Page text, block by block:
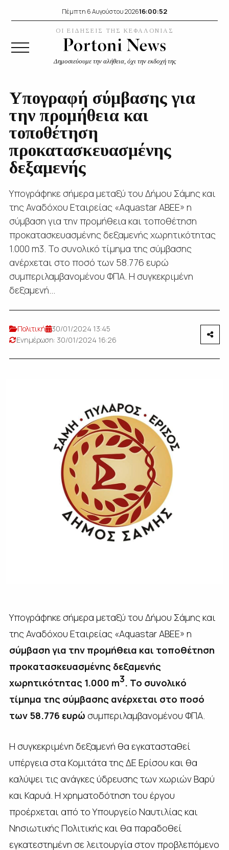
Πέμπτη 6 Αυγούστου 202616:00:52
ΟΙ ΕΙΔΗΣΕΙΣ ΤΗΣ ΚΕΦΑΛΟΝΙΑΣ
Δημοσιεύουμε την αλήθεια, όχι την εκδοχή της
Υπογραφή σύμβασης για
την προμήθεια και
τοποθέτηση
προκατασκευασμένης
δεξαμενής
Υπογράφηκε σήμερα μεταξύ του Δήμου Σάμης και
της Αναδόχου Εταιρείας «Aquastar ABEE» η
σύμβαση για την προμήθεια και τοποθέτηση
προκατασκευασμένης δεξαμενής χωρητικότητας
1.000 m3. Το συνολικό τίμημα της σύμβασης
ανέρχεται στο ποσό των 58.776 ευρώ
συμπεριλαμβανομένου ΦΠΑ. Η συγκεκριμένη
δεξαμενή...
Πολιτική
30/01/2024 13:45
Ενημέρωση: 30/01/2024 16:26
Υπογράφηκε σήμερα μεταξύ του Δήμου Σάμης και
της Αναδόχου Εταιρείας «Aquastar ABEE» η
σύμβαση για την προμήθεια και τοποθέτηση
προκατασκευασμένης δεξαμενής
χωρητικότητας 1.000 m3. Το συνολικό
τίμημα της σύμβασης ανέρχεται στο ποσό
των 58.776 ευρώ συμπεριλαμβανομένου ΦΠΑ.
Η συγκεκριμένη δεξαμενή θα εγκατασταθεί
υπέργεια στα Κομιτάτα της ΔΕ Ερίσου και θα
καλύψει τις ανάγκες ύδρευσης των χωριών Βαρύ
και Καρυά. Η χρηματοδότηση του έργου
προέρχεται από το Υπουργείο Ναυτιλίας και
Νησιωτικής Πολιτικής και θα παραδοθεί
εγκατεστημένη σε λειτουργία στον προβλεπόμενο